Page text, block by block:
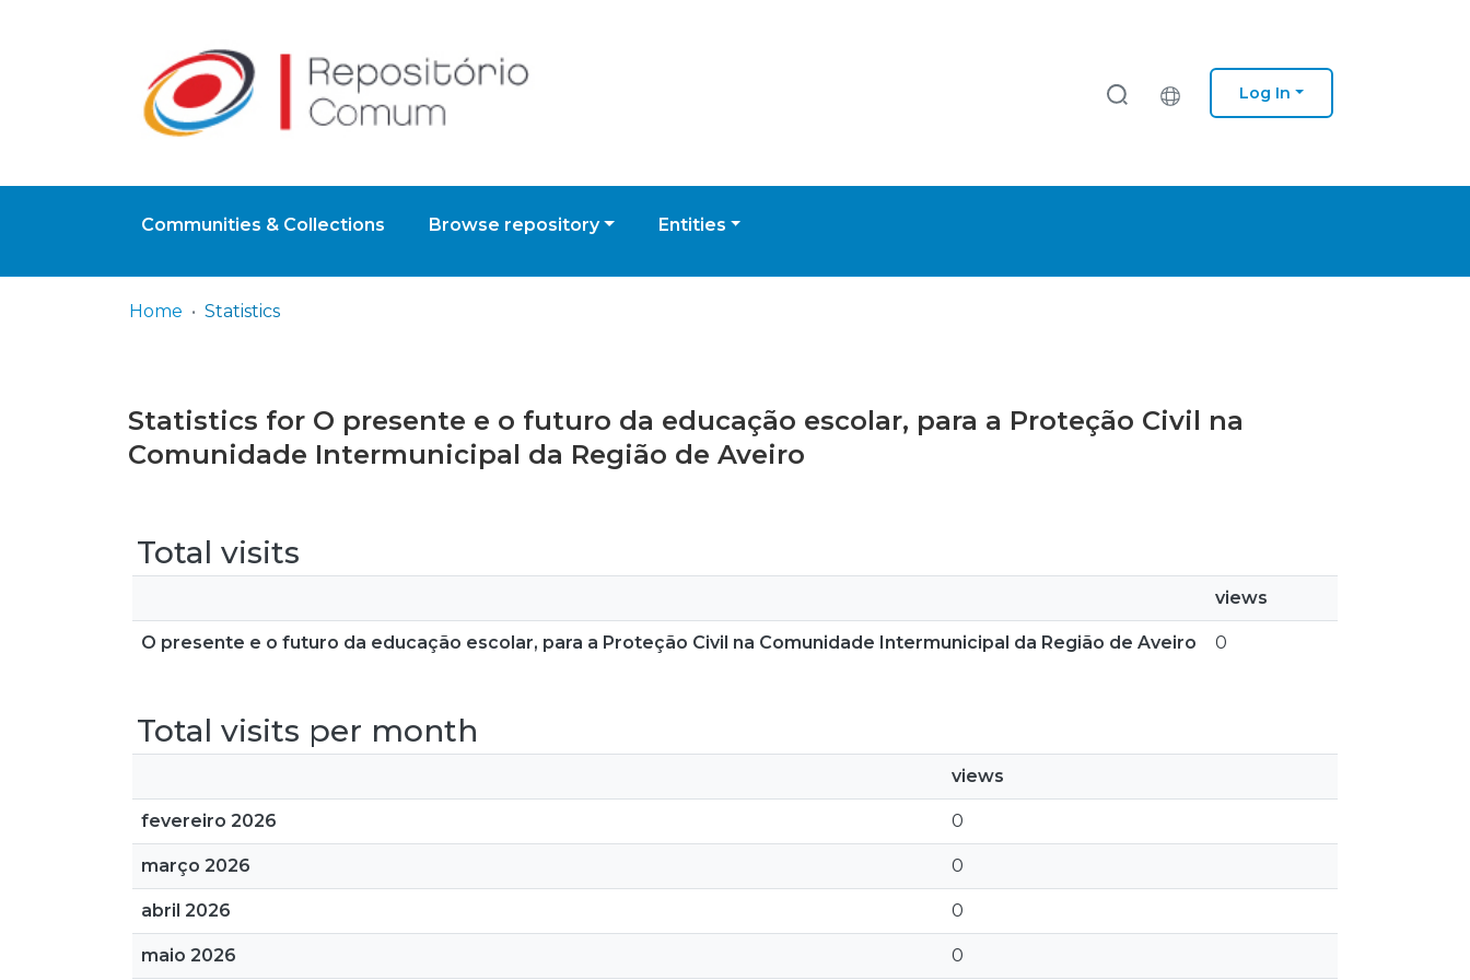
Log In
Communities & Collections Browse repository Entities
Home Statistics
Statistics for O presente e o futuro da educação escolar, para a Proteção Civil na
Comunidade Intermunicipal da Região de Aveiro
Total visits
views
O presente e o futuro da educação escolar, para a Proteção Civil na Comunidade Intermunicipal da Região de Aveiro 0
Total visits per month
views
fevereiro 2026 0
março 2026 0
abril 2026 0
maio 2026 0